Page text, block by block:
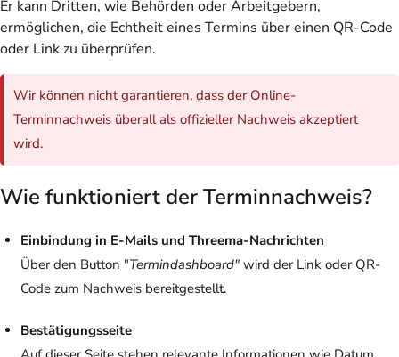
Er kann Dritten, wie Behörden oder Arbeitgebern,
ermöglichen, die Echtheit eines Termins über einen QR-Code
oder Link zu überprüfen.
Wir können nicht garantieren, dass der Online-
Terminnachweis überall als offizieller Nachweis akzeptiert
wird.
Wie funktioniert der Terminnachweis?
Einbindung in E-Mails und Threema-Nachrichten
Über den Button "Termindashboard"wird der Link oder QR-
Code zum Nachweis bereitgestellt.
Bestätigungsseite